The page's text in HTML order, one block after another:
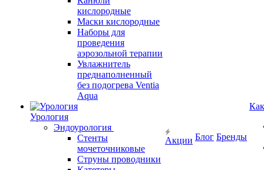
кислородные
Маски кислородные
Наборы для
проведения
аэрозольной терапии
Увлажнитель
преднаполненный
без подогрева Ventia
Aqua
Урология
Эндоурология
Стенты
мочеточниковые
Струны проводники
Акции Блог Бренды